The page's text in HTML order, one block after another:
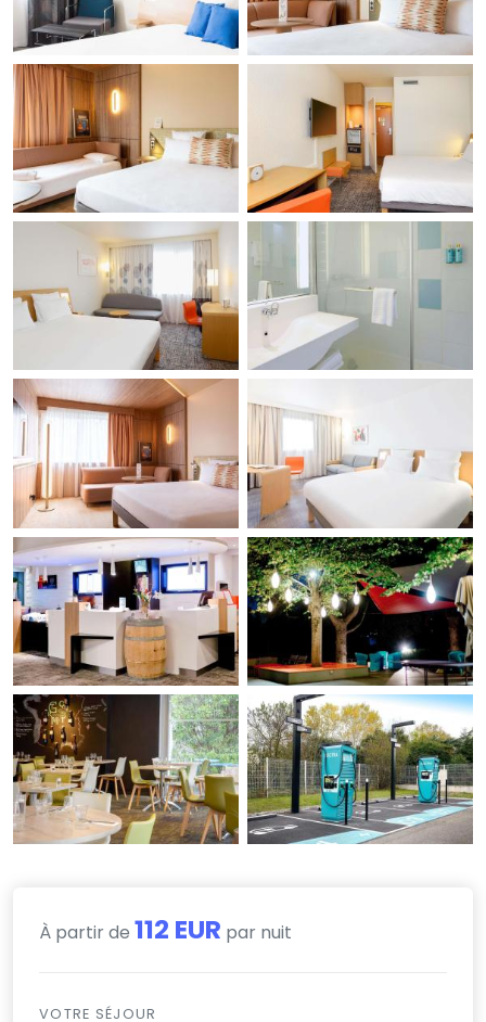
À partir de 112 EUR par nuit
VOTRE SÉJOUR